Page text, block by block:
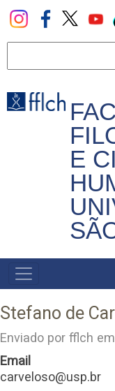
Pular
para
principal
E
NAVEGADOR
PRINCIPAL
Stefano de
Enviado por fflch em
Email
carveloso@usp.br